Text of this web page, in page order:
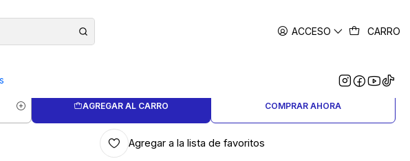
ACCESO CARRO
GOLDEN EYE Nº 0 (POR DOCENA)
AGREGAR AL CARRO COMPRAR AHORA
Agregar a la lista de favoritos